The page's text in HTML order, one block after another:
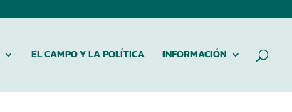
EL CAMPO Y LA POLÍTICA INFORMACIÓN